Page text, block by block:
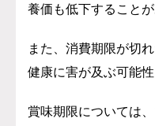
養価も低下することが
また、消費期限が切
健康に害が及ぶ可能性
賞味期限については